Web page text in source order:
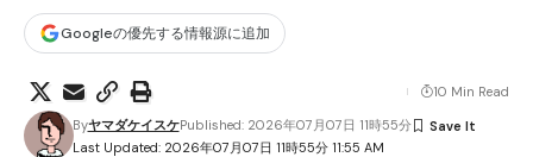
Googleの優先する情報源に追加
Last Updated: 2026年07月07日 11時55分 11:55 AM
ByヤマダケイスケPublished: 2026年07月07日 11時55分
10 Min Read